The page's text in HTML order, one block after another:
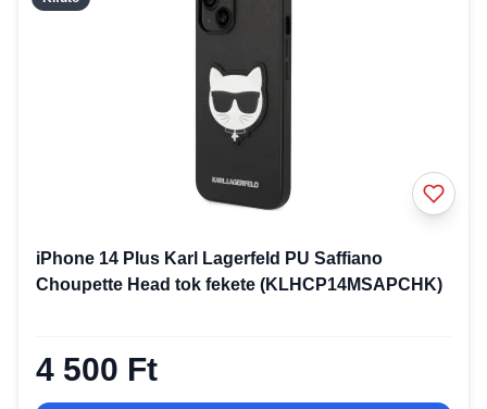
iPhone 14 Plus Karl Lagerfeld PU Saffiano
Choupette Head tok fekete (KLHCP14MSAPCHK)
4 500 Ft